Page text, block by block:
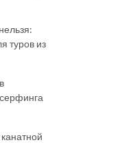
туров из